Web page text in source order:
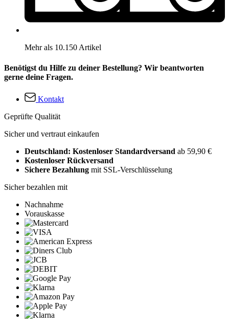
Mehr als 10.150 Artikel
Benötigst du Hilfe zu deiner Bestellung? Wir beantworten
gerne deine Fragen.
Kontakt
Geprüfte Qualität
Sicher und vertraut einkaufen
Deutschland: Kostenloser Standardversand ab 59,90 €
Kostenloser Rückversand
Sichere Bezahlung mit SSL-Verschlüsselung
Sicher bezahlen mit
Nachnahme
Vorauskasse